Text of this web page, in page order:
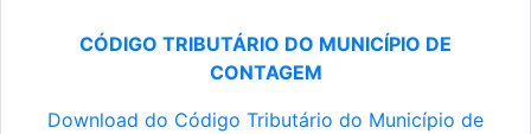
CÓDIGO TRIBUTÁRIO DO MUNICÍPIO DE
CONTAGEM
Download do Código Tributário do Município de